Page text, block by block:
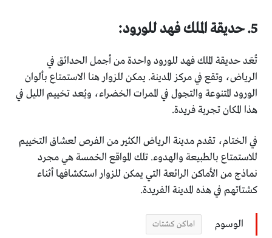
5. حديقة الملك فهد للورود:
تُعَد حديقة الملك فهد للورود واحدة من أجمل الحدائق في
الرياض، وتقع في مركز المدينة. يمكن للزوار هنا الاستمتاع بألوان
الورود المتنوعة والتجول في الممرات الخضراء، ويُعد تخييم الليل في
هذا المكان تجربة فريدة.
في الختام، تقدم مدينة الرياض الكثير من الفرص لعشاق التخييم
للاستمتاع بالطبيعة والهدوء. تلك المواقع الخمسة هي مجرد
نماذج من الأماكن الرائعة التي يمكن للزوار استكشافها أثناء
كشتاتهم في هذه المدينة الفريدة.
الوسوم اماكن كشتات